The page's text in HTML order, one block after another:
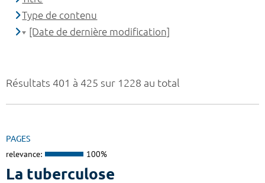
Résultats 401 à 425 sur 1228 au total
PAGES
relevance: 100%
La tuberculose
Type de contenu
[Date de dernière modification]